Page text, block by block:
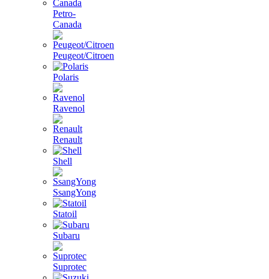
Petro-
Canada
Peugeot/Citroen
Polaris
Ravenol
Renault
Shell
SsangYong
Statoil
Subaru
Suprotec